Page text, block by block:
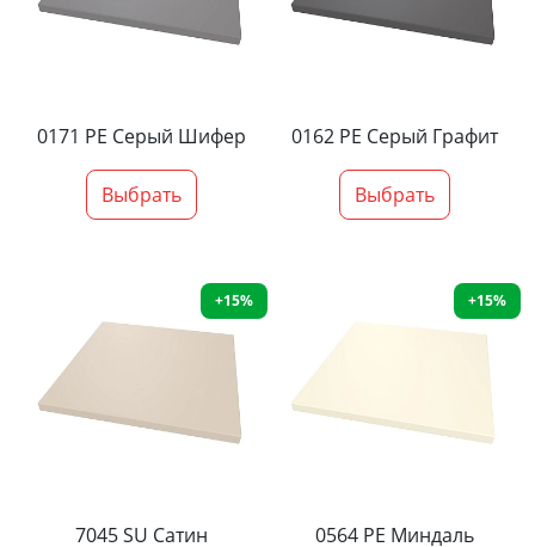
0171 PE Серый Шифер
Выбрать
0162 PE Серый Графит
Выбрать
+15%
7045 SU Сатин
+15%
0564 PE Миндаль